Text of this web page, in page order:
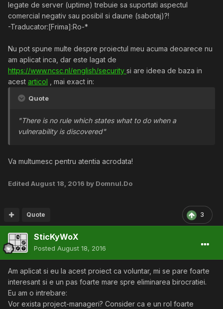
legate de server (uptime) trebuie sa suportati aspectul
comercial negativ sau posibil si daune (sabotaj)?!
-Traducator:[Frima]:Ro-*
Nu pot spune multe despre proiectul meu acuma deoarece nu
am aplicat inca, dar este lagat de
https://www.ncsc.nl/english/security si are ideea de baza in
acest articol , mai exact in:
Quote
"There is no rule which states what to do when a
vulnerability is discovered"
Va multumesc pentru atentia acrodata!
Edited August 18, 2016 by Domnul.Do
3
Quote
SticKyWoX
Posted August 18, 2016
Am aplicat si eu la acest proiect ca voluntar, mi se pare foarte
interesant si e un pas foarte mare spre eliminarea birocratiei.
Eu am o intrebare:
Vor exista project-manageri? Consider ca e un rol foarte